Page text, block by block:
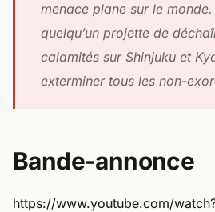
menace plane sur le
quelqu’un projette de
calamités sur Shinjuku et
exterminer tous les non-
Bande-annonce
https://www.youtube.com/